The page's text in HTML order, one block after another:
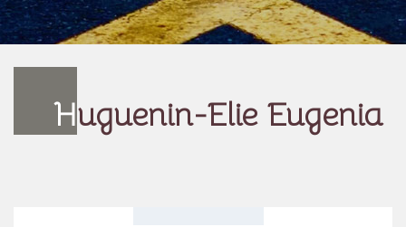
Huguenin-Elie Eugenia